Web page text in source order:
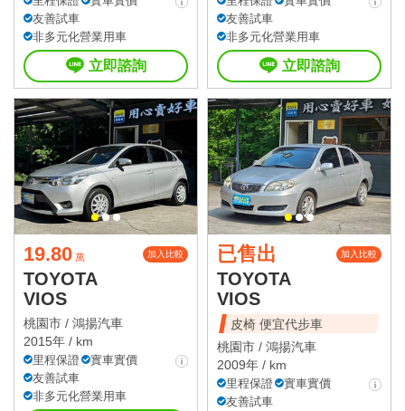
友善試車
非多元化營業用車
立即諮詢
友善試車
非多元化營業用車
立即諮詢
19.80 萬 加入比較
TOYOTA
VIOS
桃園市 / 鴻揚汽車
2015年 / km
里程保證
實車實價
友善試車
非多元化營業用車
已售出 加入比較
TOYOTA
VIOS
皮椅 便宜代步車
桃園市 / 鴻揚汽車
2009年 / km
里程保證
實車實價
友善試車